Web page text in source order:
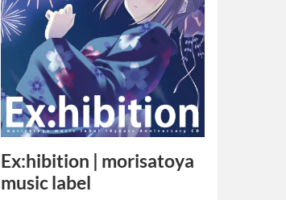
Ex:hibition | morisatoya
music label